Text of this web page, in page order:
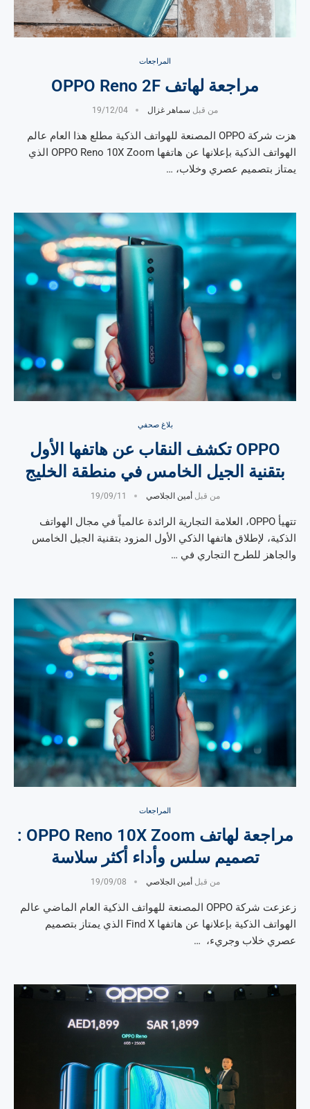
المراجعات
مراجعة لهاتف OPPO Reno 2F
من قبل سماهر غزال 19/12/04
هزت شركة OPPO المصنعة للهواتف الذكية مطلع هذا العام عالم
الهواتف الذكية بإعلانها عن هاتفها OPPO Reno 10X Zoom الذي
يمتاز بتصميم عصري وخلاب، …
بلاغ صحفي
OPPO تكشف النقاب عن هاتفها الأول
بتقنية الجيل الخامس في منطقة الخليج
من قبل أمين الجلاصي 19/09/11
تتهيأ OPPO، العلامة التجارية الرائدة عالمياً في مجال الهواتف
الذكية، لإطلاق هاتفها الذكي الأول المزود بتقنية الجيل الخامس
والجاهز للطرح التجاري في …
المراجعات
مراجعة لهاتف OPPO Reno 10X Zoom :
تصميم سلس وأداء أكثر سلاسة
من قبل أمين الجلاصي 19/09/08
زعزعت شركة OPPO المصنعة للهواتف الذكية العام الماضي عالم
الهواتف الذكية بإعلانها عن هاتفها Find X الذي يمتاز بتصميم
عصري خلاب وجريء، …